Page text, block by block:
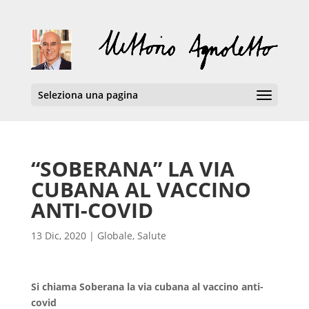
Seleziona una pagina
“SOBERANA” LA VIA
CUBANA AL VACCINO
ANTI-COVID
13 Dic, 2020| Globale, Salute
Si chiama Soberana la via cubana al vaccino anti-
covid